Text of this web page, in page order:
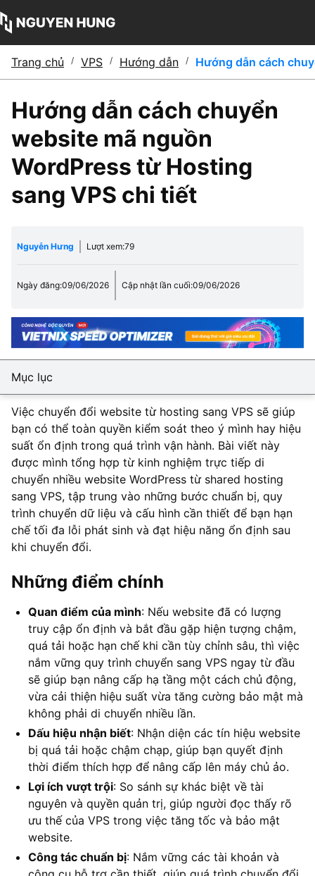
Trang chủ / VPS / Hướng dẫn / Hướng dẫn cách
Hướng dẫn cách chuyển
website mã nguồn
WordPress từ Hosting
sang VPS chi tiết
Nguyễn Hưng Lượt xem:79
Ngày đăng:09/06/2026 Cập nhật lần cuối:09/06/2026
Mục lục
Việc chuyển đổi website từ hosting sang VPS sẽ giúp
bạn có thể toàn quyền kiểm soát theo ý mình hay hiệu
suất ổn định trong quá trình vận hành. Bài viết này
được mình tổng hợp từ kinh nghiệm trực tiếp di
chuyển nhiều website WordPress từ shared hosting
sang VPS, tập trung vào những bước chuẩn bị, quy
trình chuyển dữ liệu và cấu hình cần thiết để bạn hạn
chế tối đa lỗi phát sinh và đạt hiệu năng ổn định sau
khi chuyển đổi.
Những điểm chính
Quan điểm của mình: Nếu website đã có lượng
truy cập ổn định và bắt đầu gặp hiện tượng chậm,
quá tải hoặc hạn chế khi cần tùy chỉnh sâu, thì việc
nắm vững quy trình chuyển sang VPS ngay từ đầu
sẽ giúp bạn nâng cấp hạ tầng một cách chủ động,
vừa cải thiện hiệu suất vừa tăng cường bảo mật mà
không phải di chuyển nhiều lần.
Dấu hiệu nhận biết: Nhận diện các tín hiệu website
bị quá tải hoặc chậm chạp, giúp bạn quyết định
thời điểm thích hợp để nâng cấp lên máy chủ ảo.
Lợi ích vượt trội: So sánh sự khác biệt về tài
nguyên và quyền quản trị, giúp người đọc thấy rõ
ưu thế của VPS trong việc tăng tốc và bảo mật
website.
Công tác chuẩn bị: Nắm vững các tài khoản và